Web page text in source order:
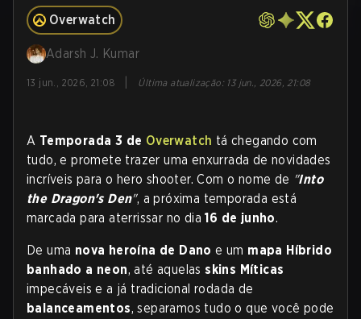
Overwatch
Adarsh J. Kumar
13 jun., 2026, 21:08 Última atualização: 13 jun., 2026, 21:08
A Temporada 3 de Overwatch tá chegando com
tudo, e promete trazer uma enxurrada de novidades
incríveis para o hero shooter. Com o nome de "Into
the Dragon's Den", a próxima temporada está
marcada para aterrissar no dia16 de junho.
De uma nova heroína de Dano e um mapa Híbrido
banhado a neon, até aquelasskins Míticas
impecáveis e a já tradicional rodada de
balanceamentos, separamos tudo o que você pode